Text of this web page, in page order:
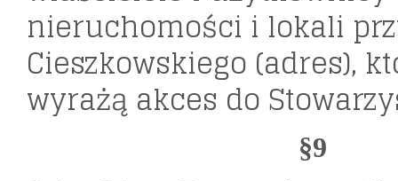
nieruchomości i lokali
Cieszkowskiego (adres),
wyrażą akces do
§9